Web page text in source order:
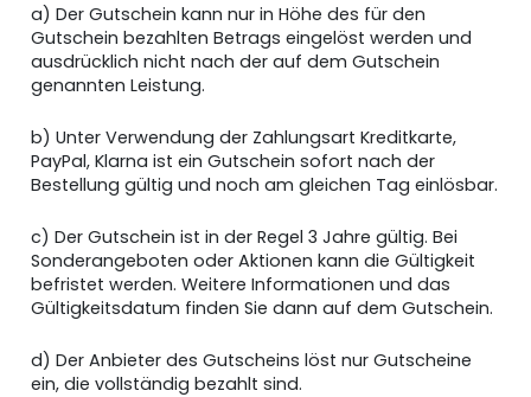
a) Der Gutschein kann nur in Höhe des für den
Gutschein bezahlten Betrags eingelöst werden und
ausdrücklich nicht nach der auf dem Gutschein
genannten Leistung.
b) Unter Verwendung der Zahlungsart Kreditkarte,
PayPal, Klarna ist ein Gutschein sofort nach der
Bestellung gültig und noch am gleichen Tag einlösbar.
c) Der Gutschein ist in der Regel 3 Jahre gültig. Bei
Sonderangeboten oder Aktionen kann die Gültigkeit
befristet werden. Weitere Informationen und das
Gültigkeitsdatum finden Sie dann auf dem Gutschein.
d) Der Anbieter des Gutscheins löst nur Gutscheine
ein, die vollständig bezahlt sind.